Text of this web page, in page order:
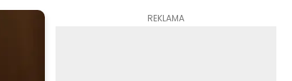
REKLAMA